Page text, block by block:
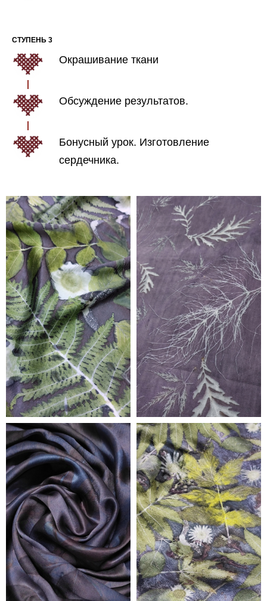
СТУПЕНЬ 3
Окрашивание ткани
Обсуждение результатов.
Бонусный урок. Изготовление
сердечника.